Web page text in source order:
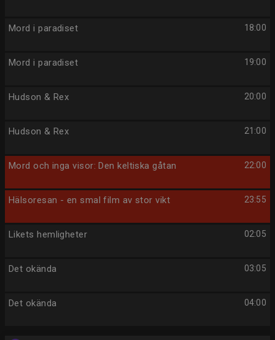
18:00
Mord i paradiset
19:00
Mord i paradiset
20:00
Hudson & Rex
21:00
Hudson & Rex
22:00
Mord och inga visor: Den keltiska gåtan
23:55
Hälsoresan - en smal film av stor vikt
02:05
Likets hemligheter
03:05
Det okända
04:00
Det okända